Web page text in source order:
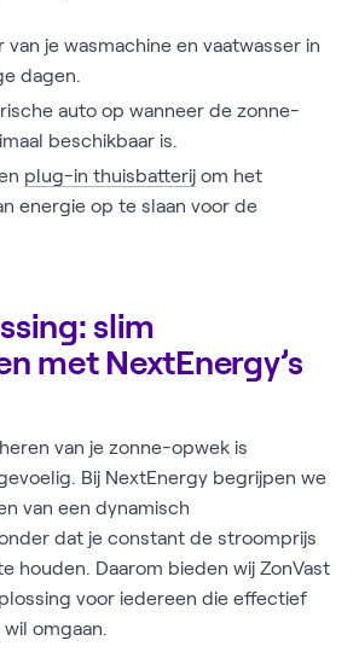
je wasmachine en vaatwasser in
dagen.
auto op wanneer de zonne-
beschikbaar is.
plug-in thuisbatterijom het
energie op te slaan voor de
slim
met NextEnergy’s
van je zonne-opwek is
Bij NextEnergy begrijpen we
van een dynamisch
dat je constant de stroomprijs
houden. Daarom bieden wij ZonVast
voor iedereen die effectief
omgaan.